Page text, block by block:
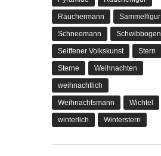
Räuchermann Sammelfigur
Schneemann Schwibbogen
Seiffener Volkskunst Stern
Sterne Weihnachten
weihnachtlich
Weihnachtsmann Wichtel
winterlich Winterstern